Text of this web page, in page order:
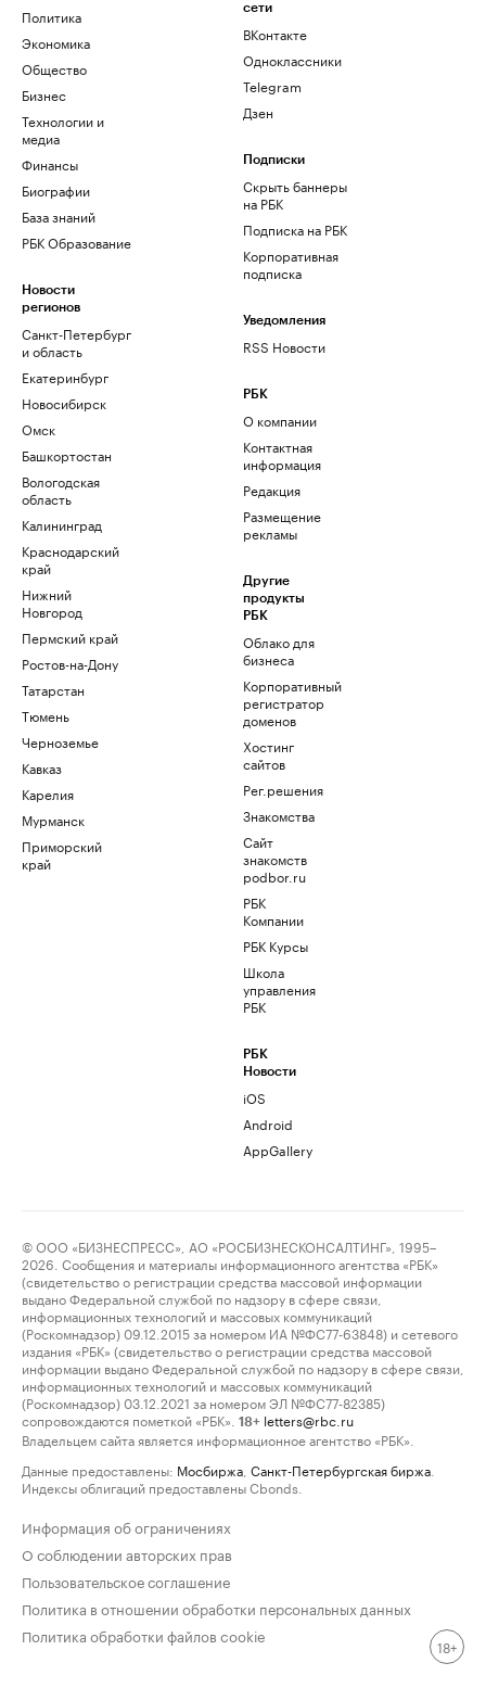
Политика
Экономика
Общество
Бизнес
Технологии и
медиа
Финансы
Биографии
База знаний
РБК Образование
Новости
регионов
Санкт-Петербург
и область
Екатеринбург
Новосибирск
Омск
Башкортостан
Вологодская
область
Калининград
Краснодарский
край
Нижний
Новгород
Пермский край
Ростов-на-Дону
Татарстан
Тюмень
Черноземье
Кавказ
Карелия
Мурманск
Приморский
край
сети
ВКонтакте
Одноклассники
Telegram
Дзен
Подписки
Скрыть баннеры
на РБК
Подписка на РБК
Корпоративная
подписка
Уведомления
RSS Новости
РБК
О компании
Контактная
информация
Редакция
Размещение
рекламы
Другие
продукты
РБК
Облако для
бизнеса
Корпоративный
регистратор
доменов
Хостинг
сайтов
Рег.решения
Знакомства
Сайт
знакомств
podbor.ru
РБК
Компании
РБК Курсы
Школа
управления
РБК
РБК
Новости
iOS
Android
AppGallery
© ООО «БИЗНЕСПРЕСС», АО «РОСБИЗНЕСКОНСАЛТИНГ», 1995–
2026. Сообщения и материалы информационного агентства «РБК»
(свидетельство о регистрации средства массовой информации
выдано Федеральной службой по надзору в сфере связи,
информационных технологий и массовых коммуникаций
(Роскомнадзор) 09.12.2015 за номером ИА №ФС77-63848) и сетевого
издания «РБК» (свидетельство о регистрации средства массовой
информации выдано Федеральной службой по надзору в сфере связи,
информационных технологий и массовых коммуникаций
(Роскомнадзор) 03.12.2021 за номером ЭЛ №ФС77-82385)
сопровождаются пометкой «РБК».
18+ letters@rbc.ru
Владельцем сайта является информационное агентство «РБК».
Данные предоставлены: Мосбиржа Санкт-Петербургская биржа
Индексы облигаций предоставлены Cbonds.
Информация об ограничениях
О соблюдении авторских прав
Пользовательское соглашение
Политика в отношении обработки персональных данных
Политика обработки файлов cookie
18+